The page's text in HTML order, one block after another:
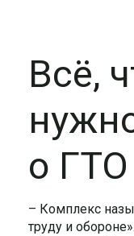
Всё,
о ГТО
– Комплекс
труду и